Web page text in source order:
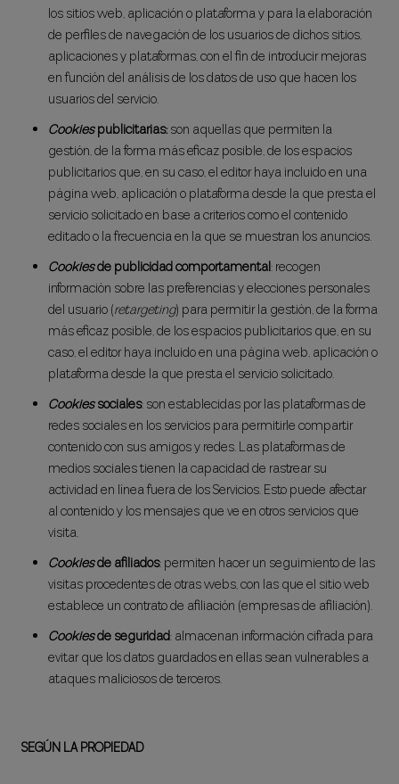
los sitios web, aplicación o plataforma y para la elaboración
de perfiles de navegación de los usuarios de dichos sitios,
aplicaciones y plataformas, con el fin de introducir mejoras
en función del análisis de los datos de uso que hacen los
usuarios del servicio.
Cookiespublicitarias:son aquellas que permiten la
gestión, de la forma más eficaz posible, de los espacios
publicitarios que, en su caso, el editor haya incluido en una
página web, aplicación o plataforma desde la que presta el
servicio solicitado en base a criterios como el contenido
editado o la frecuencia en la que se muestran los anuncios.
Cookiesde publicidad comportamental: recogen
información sobre las preferencias y elecciones personales
del usuario (retargeting) para permitir la gestión, de la forma
más eficaz posible, de los espacios publicitarios que, en su
caso, el editor haya incluido en una página web, aplicación o
plataforma desde la que presta el servicio solicitado.
Cookiessociales: son establecidas por las plataformas de
redes sociales en los servicios para permitirle compartir
contenido con sus amigos y redes. Las plataformas de
medios sociales tienen la capacidad de rastrear su
actividad en línea fuera de los Servicios. Esto puede afectar
al contenido y los mensajes que ve en otros servicios que
visita.
Cookiesde afiliados: permiten hacer un seguimiento de las
visitas procedentes de otras webs, con las que el sitio web
establece un contrato de afiliación (empresas de afiliación).
Cookiesde seguridad: almacenan información cifrada para
evitar que los datos guardados en ellas sean vulnerables a
ataques maliciosos de terceros.
SEGÚN LA PROPIEDAD